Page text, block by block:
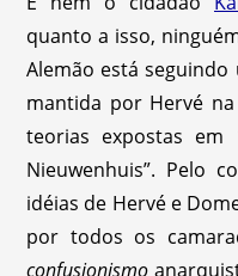
quanto a isso,
Alemão está
mantida por Hervé
teorias expostas em
Nieuwenhuis”. Pelo
idéias de Hervé e
por todos os
confusionismo